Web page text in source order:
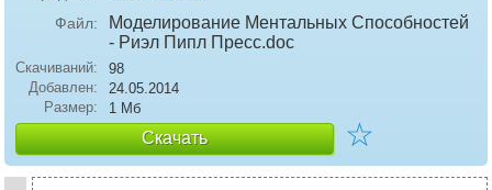
Файл:
Моделирование Ментальных Способностей
- Риэл Пипл Пресс.doc
Скачиваний:
98
Добавлен:
24.05.2014
Размер:
1 Мб
Скачать ☆